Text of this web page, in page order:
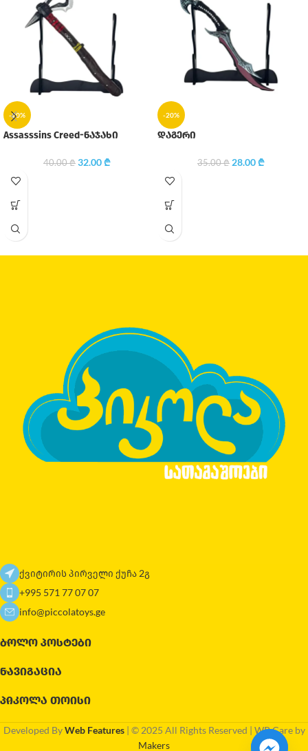
-20%
Assasssins Creed-ნაჯახი
40.00₾ 32.00₾
-20%
დაგერი
35.00₾ 28.00₾
ქვიტირის პირველი ქუჩა 2გ
+995 571 77 07 07
info@piccolatoys.ge
ᲑᲝᲚᲝ ᲞᲝᲡᲢᲔᲑᲘ
ᲜᲐᲕᲘᲒᲐᲪᲘᲐ
ᲞᲘᲙᲝᲚᲐ ᲗᲝᲘᲡᲘ
Developed ByWeb Features | © 2025 All Rights Reserved | WP Care by
Makers